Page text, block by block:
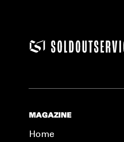
MAGAZINE
Home